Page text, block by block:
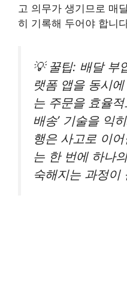
고 의무가 생기므로 매
히 기록해 두어야 합니
💡 꿀팁: 배달 부
랫폼 앱을 동시
는 주문을 효율
배송’ 기술을 익
행은 사고로 이
는 한 번에 하나
숙해지는 과정이